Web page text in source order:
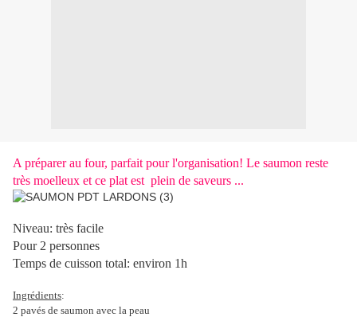
A préparer au four, parfait pour l'organisation! Le saumon reste
très moelleux et ce plat est plein de saveurs ...
Niveau: très facile
Pour 2 personnes
Temps de cuisson total: environ 1h
Ingrédients:
2 pavés de saumon avec la peau